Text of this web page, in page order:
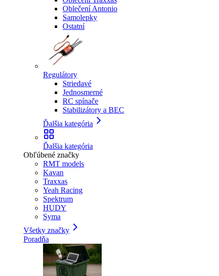
Oblečení Antonio
Samolepky
Ostatní
Regulátory
Striedavé
Jednosmerné
RC spínače
Stabilizátory a BEC
Ďalšia kategória
Ďalšia kategória
Obľúbené značky
RMT models
Kavan
Traxxas
Yeah Racing
Spektrum
HUDY
Syma
Všetky značky
Poradňa